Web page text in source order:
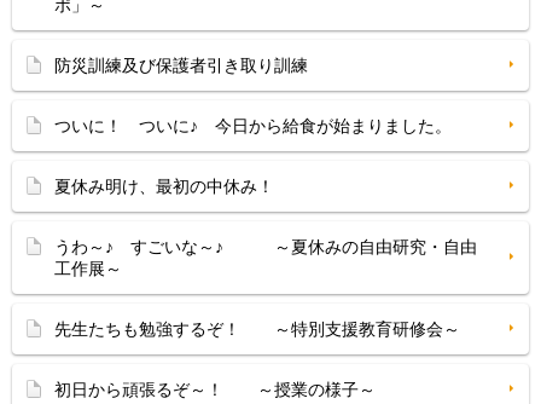
ポ」～
防災訓練及び保護者引き取り訓練
ついに！ ついに♪ 今日から給食が始まりました。
夏休み明け、最初の中休み！
うわ～♪ すごいな～♪ ～夏休みの自由研究・自由
工作展～
先生たちも勉強するぞ！ ～特別支援教育研修会～
初日から頑張るぞ～！ ～授業の様子～